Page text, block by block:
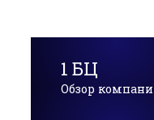
1 БЦ
Обзор